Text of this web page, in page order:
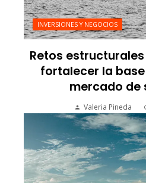
INVERSIONES Y NEGOCIOS
Retos
fortalecer la
mercado de
Valeria Pineda